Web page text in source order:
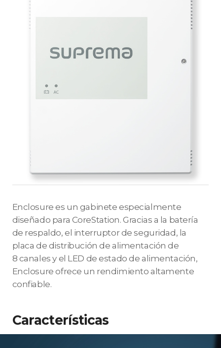
Enclosure es un gabinete especialmente
diseñado para CoreStation. Gracias a la batería
de respaldo, el interruptor de seguridad, la
placa de distribución de alimentación de
8 canales y el LED de estado de alimentación,
Enclosure ofrece un rendimiento altamente
confiable.
Características